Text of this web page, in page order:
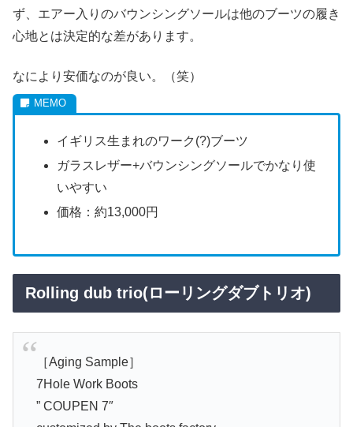
ず、エアー入りのバウンシングソールは他のブーツの履き
心地とは決定的な差があります。
なにより安価なのが良い。（笑）
イギリス生まれのワーク(?)ブーツ
ガラスレザー+バウンシングソールでかなり使
いやすい
価格：約13,000円
Rolling dub trio(ローリングダブトリオ)
［Aging Sample］
7Hole Work Boots
” COUPEN 7″